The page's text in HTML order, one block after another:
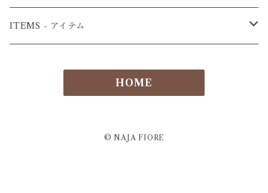
3.1phillip lim - フィリップリム
endalence-エンダレンス
ITEMS - アイテム
Shoes－シューズ
HOME
© NAJA FIORE